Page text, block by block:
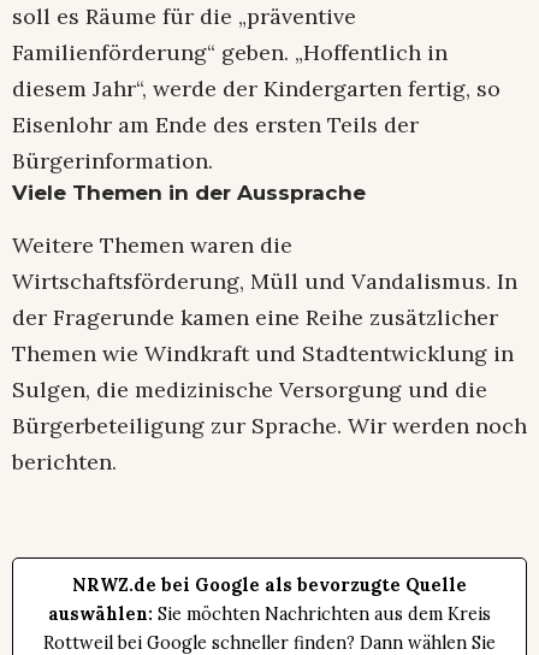
soll es Räume für die „präventive
Familienförderung“ geben. „Hoffentlich in
diesem Jahr“, werde der Kindergarten fertig, so
Eisenlohr am Ende des ersten Teils der
Bürgerinformation.
Viele Themen in der Aussprache
Weitere Themen waren die
Wirtschaftsförderung, Müll und Vandalismus. In
der Fragerunde kamen eine Reihe zusätzlicher
Themen wie Windkraft und Stadtentwicklung in
Sulgen, die medizinische Versorgung und die
Bürgerbeteiligung zur Sprache. Wir werden noch
berichten.
NRWZ.de bei Google als bevorzugte Quelle
auswählen: Sie möchten Nachrichten aus dem Kreis
Rottweil bei Google schneller finden? Dann wählen Sie